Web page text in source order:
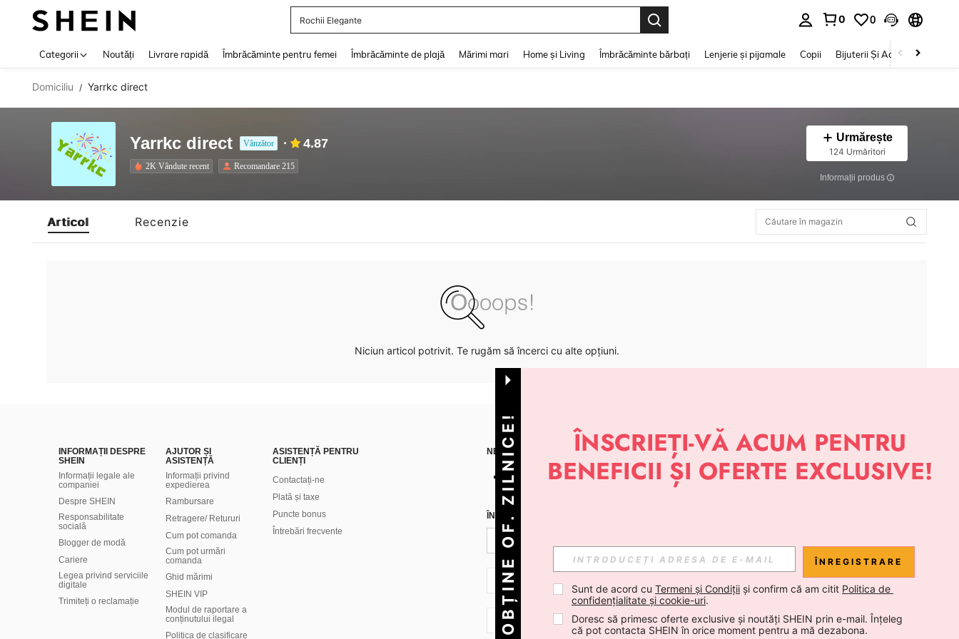
Rochii Elegante
0 0
Categorii Noutăți Livrare rapidă Îmbrăcăminte pentru femei Îmbrăcăminte de plajă Mărimi mari Home și Living Îmbrăcăminte bărbați Lenjerie și pijamale Copii Bijuterii Și Accesorii
Domiciliu / Yarrkc direct
Yarrkc direct Vânzător 4.87
2K Vândute recent Recomandare 215
Urmărește
124 Urmăritori
Informații produs
Articol Recenzie
Niciun articol potrivit. Te rugăm să încerci cu alte opțiuni.
INFORMAȚII DESPRE
SHEIN
Informații legale ale
companiei
Despre SHEIN
Responsabilitate
socială
Blogger de modă
Cariere
Legea privind serviciile
digitale
Trimiteți o reclamație
AJUTOR ȘI
ASISTENȚĂ
Informații privind
expedierea
Rambursare
Retragere/ Retururi
Cum pot comanda
Cum pot urmări
comanda
Ghid mărimi
SHEIN VIP
Modul de raportare a
conținutului ilegal
Politica de clasificare
ASISTENȚĂ PENTRU
CLIENȚI
Contactați-ne
Plată și taxe
Puncte bonus
Întrebări frecvente
NE GĂSEȘTI PE APLICAȚIE
ÎNREGISTREAZĂ-TE PENTRU A PRIMI NOUTĂȚI DESPRE STIL DE LA SHEIN
RO + 40 Abonare
RO + 40 Abonare
OBȚINE OF. ZILNICE! ÎNREGISTRARE
Sunt de acord cu Termeni și Condiții și confirm că am citit Politica de
confidențialitate și cookie-uri.
Doresc să primesc oferte exclusive și noutăți SHEIN prin e-mail. Înțeleg
că pot contacta SHEIN în orice moment pentru a mă dezabona.